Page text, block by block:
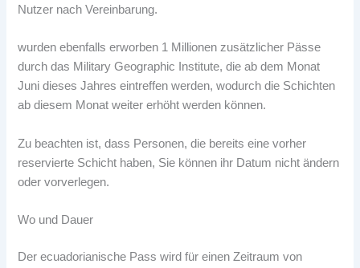
Nutzer nach Vereinbarung.
wurden ebenfalls erworben 1 Millionen zusätzlicher Pässe
durch das Military Geographic Institute, die ab dem Monat
Juni dieses Jahres eintreffen werden, wodurch die Schichten
ab diesem Monat weiter erhöht werden können.
Zu beachten ist, dass Personen, die bereits eine vorher
reservierte Schicht haben, Sie können ihr Datum nicht ändern
oder vorverlegen.
Wo und Dauer
Der ecuadorianische Pass wird für einen Zeitraum von